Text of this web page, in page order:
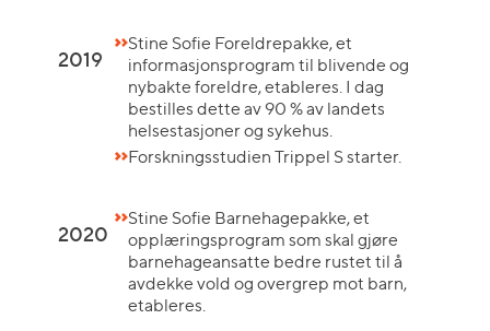
2019
Stine Sofie Foreldrepakke, et
informasjonsprogram til blivende og
nybakte foreldre, etableres. I dag
bestilles dette av 90 % av landets
helsestasjoner og sykehus.
Forskningsstudien Trippel S starter.
2020
Stine Sofie Barnehagepakke, et
opplæringsprogram som skal gjøre
barnehageansatte bedre rustet til å
avdekke vold og overgrep mot barn,
etableres.